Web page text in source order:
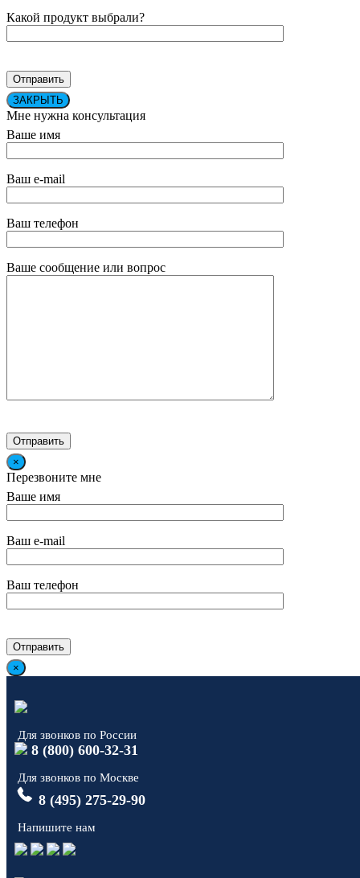
Какой продукт выбрали?
ЗАКРЫТЬ
Мне нужна консультация
Ваше имя
Ваш e-mail
Ваш телефон
Ваше сообщение или вопрос
×
Перезвоните мне
Ваше имя
Ваш e-mail
Ваш телефон
×
Для звонков по России
8 (800) 600-32-31
Для звонков по Москве
8 (495) 275-29-90
Напишите нам